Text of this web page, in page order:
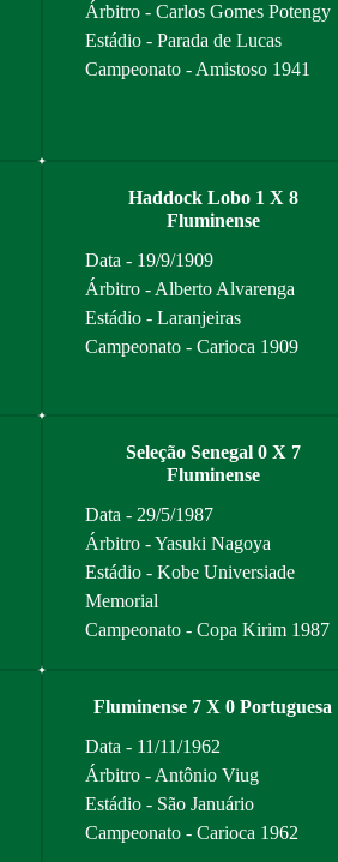
Árbitro - Carlos Gomes Potengy
Estádio - Parada de Lucas
Campeonato - Amistoso 1941
Haddock Lobo 1 X 8
Fluminense
Data - 19/9/1909
Árbitro - Alberto Alvarenga
Estádio - Laranjeiras
Campeonato - Carioca 1909
Seleção Senegal 0 X 7
Fluminense
Data - 29/5/1987
Árbitro - Yasuki Nagoya
Estádio - Kobe Universiade
Memorial
Campeonato - Copa Kirim 1987
Fluminense 7 X 0 Portuguesa
Data - 11/11/1962
Árbitro - Antônio Viug
Estádio - São Januário
Campeonato - Carioca 1962